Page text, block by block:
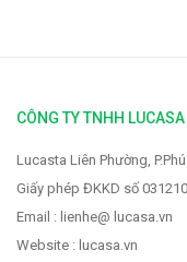
CÔNG TY TNHH
Lucasta Liên Phường,
Giấy phép ĐKKD số
Email : lienhe@ lucasa.vn
Website : lucasa.vn